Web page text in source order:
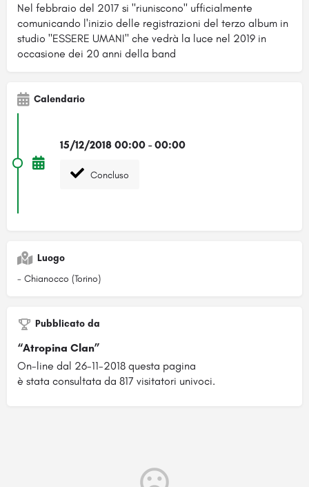
Nel febbraio del 2017 si "riuniscono" ufficialmente
comunicando l'inizio delle registrazioni del terzo album in
studio "ESSERE UMANI" che vedrà la luce nel 2019 in
occasione dei 20 anni della band
Calendario
15/12/2018 00:00 - 00:00
Concluso
Luogo
- Chianocco (Torino)
Pubblicato da
“Atropina Clan”
On-line dal 26-11-2018 questa pagina
è stata consultata da 817 visitatori univoci.